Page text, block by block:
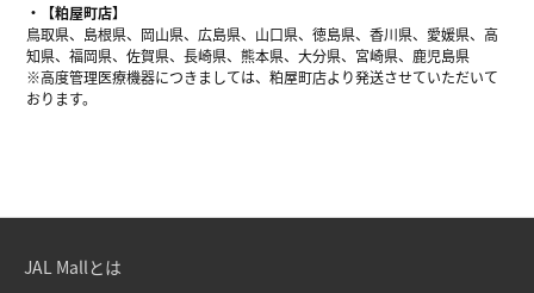
【粕屋町店】
鳥取県、島根県、岡山県、広島県、山口県、徳島県、香川県、愛媛県、高
知県、福岡県、佐賀県、長崎県、熊本県、大分県、宮崎県、鹿児島県
※高度管理医療機器につきましては、粕屋町店より発送させていただいて
おります。
JAL Mallとは